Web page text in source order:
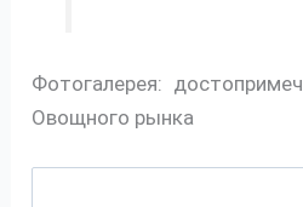
Фотогалерея:
Овощного рынка